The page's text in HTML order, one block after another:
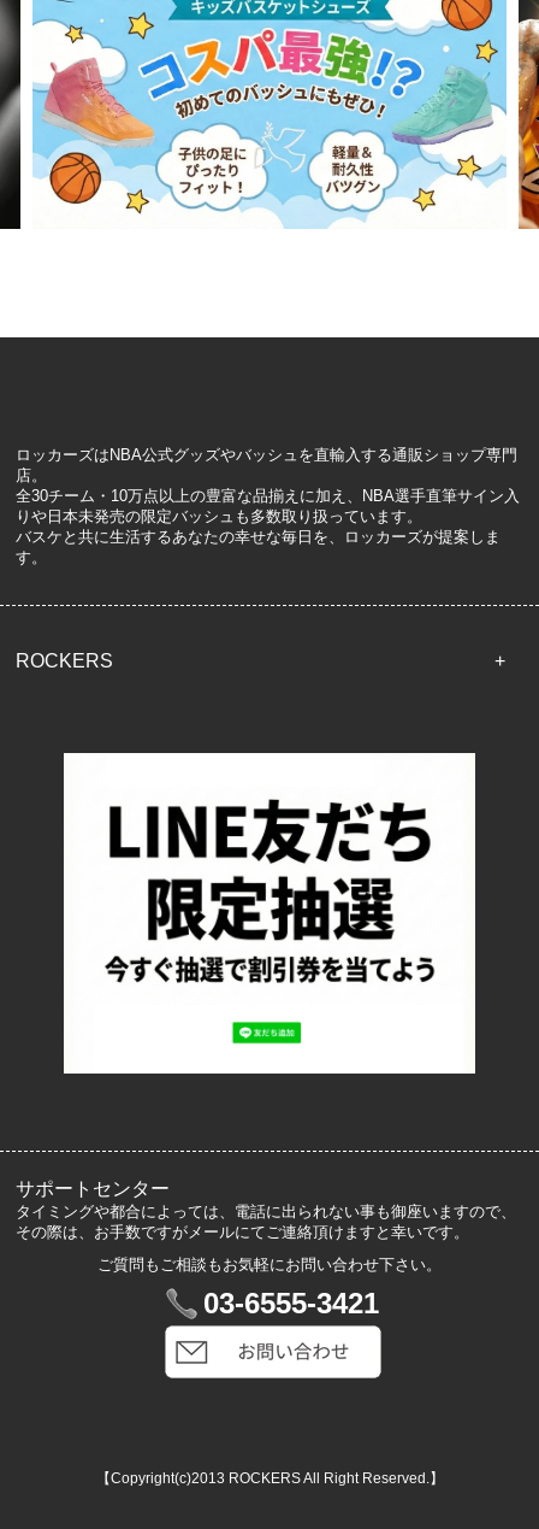
ロッカーズはNBA公式グッズやバッシュを直輸入する通販ショップ専門
店。
全30チーム・10万点以上の豊富な品揃えに加え、NBA選手直筆サイン入
りや日本未発売の限定バッシュも多数取り扱っています。
バスケと共に生活するあなたの幸せな毎日を、ロッカーズが提案しま
す。
ROCKERS
配送・送料について
返品について
お支払い方法について
特定商取引法に基づく表記
プライバシーポリシー
ロッカーズについて
サポートセンター
タイミングや都合によっては、電話に出られない事も御座いますので、
その際は、お手数ですがメールにてご連絡頂けますと幸いです。
ご質問もご相談もお気軽にお問い合わせ下さい。
03-6555-3421
【Copyright(c)2013 ROCKERS All Right Reserved.】